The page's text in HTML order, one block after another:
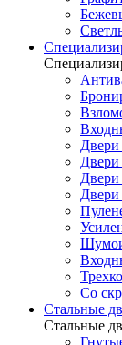
Двери
Двери
Со
Стальные
Стальные